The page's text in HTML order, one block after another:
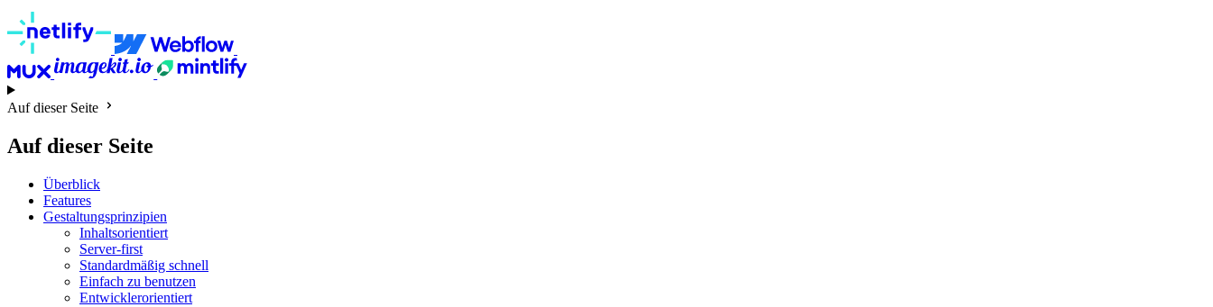
Auf dieser Seite
Auf dieser Seite
Überblick
Features
Gestaltungsprinzipien
Inhaltsorientiert
Server-first
Standardmäßig schnell
Einfach zu benutzen
Entwicklerorientiert